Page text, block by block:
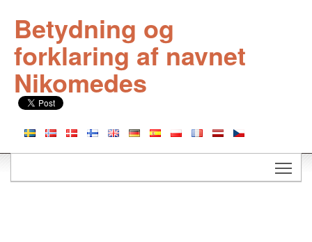
Betydning og
forklaring af navnet
Nikomedes